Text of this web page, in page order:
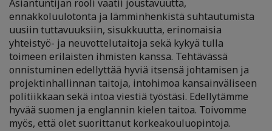
Asiantuntijan rooli vaatii joustavuutta,
ennakkoluulotonta ja lämminhenkistä suhtautumista
uusiin tuttavuuksiin, sisukkuutta, erinomaisia
yhteistyö- ja neuvottelutaitoja sekä kykyä tulla
toimeen erilaisten ihmisten kanssa. Tehtävässä
onnistuminen edellyttää hyviä itsensä johtamisen ja
projektinhallinnan taitoja, intohimoa kansainväliseen
politiikkaan sekä intoa viestiä työstäsi. Edellytämme
hyvää suomen ja englannin kielen taitoa. Toivomme
myös, että olet suorittanut korkeakouluopintoja.